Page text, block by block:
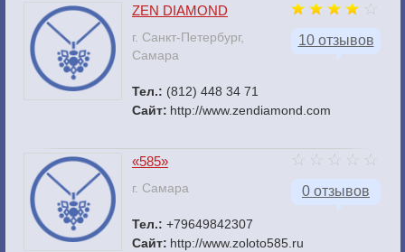
10 отзывов
ZEN DIAMOND
г. Санкт-Петербург,
Самара
Тел.: (812) 448 34 71
Сайт: http://www.zendiamond.com
0 отзывов
«585»
г. Самара
Тел.: +79649842307
Сайт: http://www.zoloto585.ru